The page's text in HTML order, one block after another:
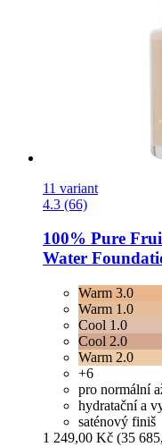
11 variant
4.3 (66)
100% Pure
Water
Warm 3.0
Warm 1.0
Cool 1.0
Cool 2.0
Warm 2.0
+6
pro normální
hydratační a
saténový finiš
1 249,00 Kč (35